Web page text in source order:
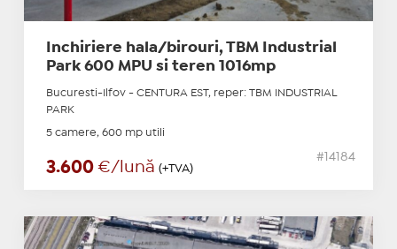
Inchiriere hala/birouri, TBM Industrial
Park 600 MPU si teren 1016mp
Bucuresti-Ilfov - CENTURA EST, reper: TBM INDUSTRIAL
PARK
5 camere, 600 mp utili
3.600 €/lună (+TVA)
#14184